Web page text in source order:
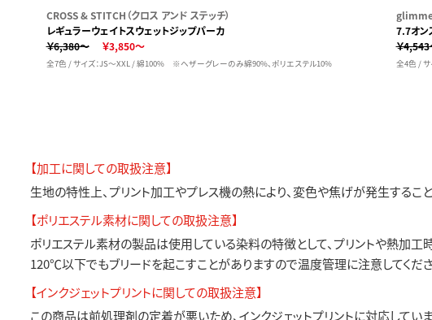
CROSS & STITCH（クロス アンド ステッチ）
レギュラーウェイトスウェットジップパーカ
￥6,380～
￥3,850～
全7色 / サイズ：JS～XXL / 綿100% ※ヘザーグレーのみ綿90%、ポリエステル10%
glimmer
7.7オン
￥4,543
全4色 / サ
【加工に関しての取扱注意】
生地の特性上、プリント加工やプレス機の熱により、変色や焦げが発生するこ
【ポリエステル素材に関しての取扱注意】
ポリエステル素材の製品は使用している染料の特徴として、プリントや熱加
120℃以下でもブリードを起こすことがありますので温度管理に注意してくだ
【インクジェットプリントに関しての取扱注意】
この商品は前処理剤の定着が悪いため、インクジェットプリントに対応していま